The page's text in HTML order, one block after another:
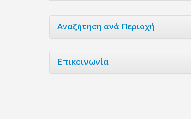
Αναζήτηση ανά Περιοχή
Επικοινωνία